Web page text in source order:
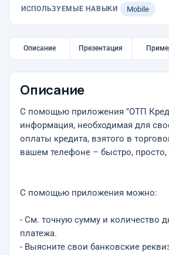
ИСПОЛЬЗУЕМЫЕ НАВЫКИ Mobile
Описание Презентация
Описание
С помощью приложения "ОТП
информация, необходимая для
оплаты кредита, взятого в
вашем телефоне – быстро, просто,
С помощью приложения можно:
- См. точную сумму и количество
платежа.
- Выясните свои банковские